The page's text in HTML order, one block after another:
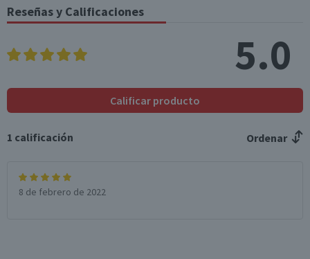
Reseñas y Calificaciones
5.0
Calificar producto
1 calificación Ordenar
8 de febrero de 2022